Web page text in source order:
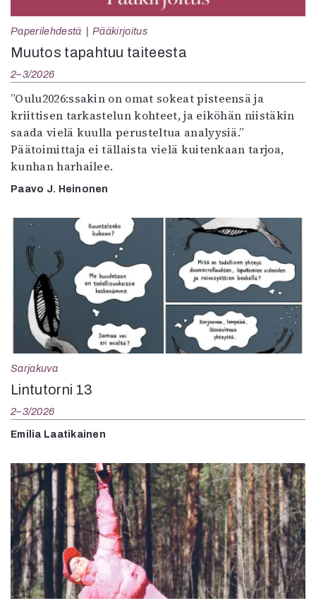
Paperilehdestä Pääkirjoitus
Muutos tapahtuu taiteesta
2–3/2026
”Oulu2026:ssakin on omat sokeat pisteensä ja
kriittisen tarkastelun kohteet, ja eiköhän niistäkin
saada vielä kuulla perusteltua analyysiä.”
Päätoimittaja ei tällaista vielä kuitenkaan tarjoa,
kunhan harhailee.
Paavo J. Heinonen
Sarjakuva
Lintutorni 13
2–3/2026
Emilia Laatikainen